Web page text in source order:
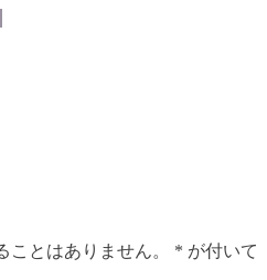
ことはありません。 * が付いて